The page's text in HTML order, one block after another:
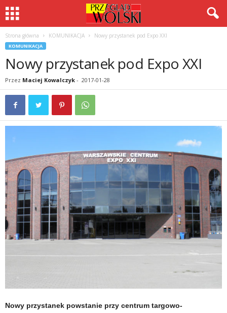
Strona główna KOMUNIKACJA Nowy przystanek pod Expo XXI
KOMUNIKACJA
Nowy przystanek pod Expo XXI
Przez Maciej Kowalczyk - 2017-01-28
Nowy przystanek powstanie przy centrum targowo-